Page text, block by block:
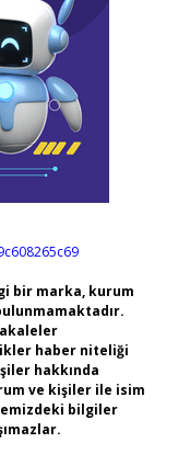
bir marka, kurum
haber niteliği
hakkında
ve kişiler ile isim
bilgiler